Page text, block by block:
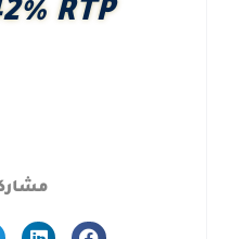
RTP